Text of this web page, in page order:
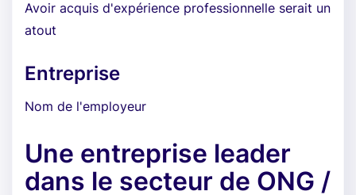
Avoir acquis d'expérience professionnelle serait un
atout
Entreprise
Nom de l'employeur
Une entreprise leader
dans le secteur de ONG /